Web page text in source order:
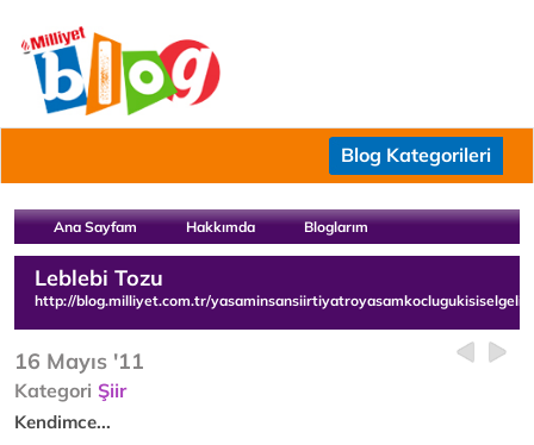
Blog Kategorileri
Ana Sayfam Hakkımda Bloglarım
Leblebi Tozu
http://blog.milliyet.com.tr/
16 Mayıs '11
Kategori Şiir
Kendimce...